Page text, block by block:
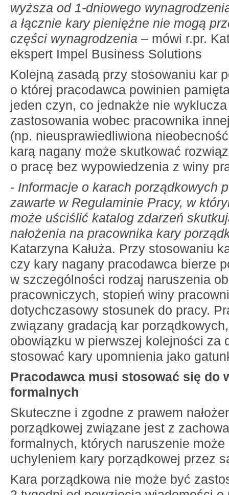
wyższa od 1-dniowego
a łącznie kary pieniężne nie mogą
części wynagrodzenia – mówi r.pr.
ekspert Impel Business Solutions
Kolejną zasadą przy stosowaniu kar
o której pracodawca powinien
jeden czyn, co jednakże nie
zastosowania wobec pracownika
(np. nieusprawiedliwiona
karą nagany może skutkować
o pracę bez wypowiedzenia z winy
- Informacje o karach porządkowych
zawarte w Regulaminie Pracy, w
może uściślić katalog zdarzeń
nałożenia na pracownika kary
Katarzyna Kałuża. Przy stosowaniu
czy kary nagany pracodawca bierze
w szczególności rodzaj naruszenia
pracowniczych, stopień winy
dotychczasowy stosunek do pracy.
związany gradacją kar
obowiązku w pierwszej kolejności za
stosować kary upomnienia jako
Pracodawca musi stosować się do
formalnych
Skuteczne i zgodne z prawem
porządkowej związane jest z
formalnych, których naruszenie
uchyleniem kary porządkowej przez
Kara porządkowa nie może być